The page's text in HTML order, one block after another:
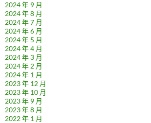
2024 年 9 月
2024 年 8 月
2024 年 7 月
2024 年 6 月
2024 年 5 月
2024 年 4 月
2024 年 3 月
2024 年 2 月
2024 年 1 月
2023 年 12 月
2023 年 10 月
2023 年 9 月
2023 年 8 月
2022 年 1 月